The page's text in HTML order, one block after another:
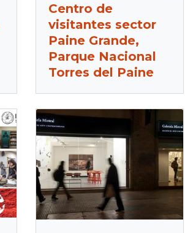
Centro de
visitantes sector
Paine Grande,
Parque Nacional
Torres del Paine